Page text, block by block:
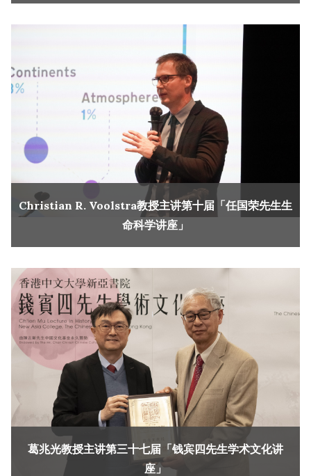
Christian R. Voolstra教授主讲第十届「任国荣先生生
命科学讲座」
葛兆光教授主讲第三十七届「钱宾四先生学术文化讲
座」